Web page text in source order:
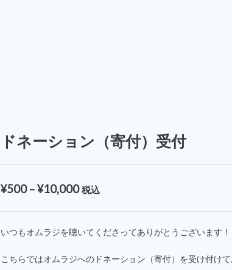
ドネーション（寄付）受付
¥500 –¥10,000 税込
いつもオムラジを聴いてくださってありがとうございます！
こちらではオムラジへのドネーション（寄付）を受け付けて